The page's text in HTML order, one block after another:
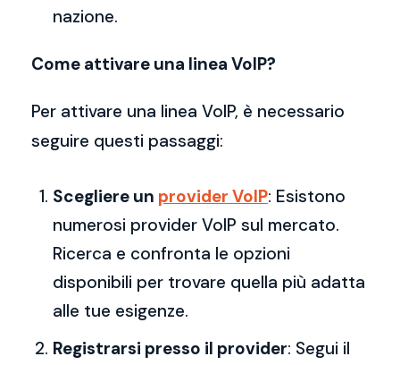
nazione.
Come attivare una linea VoIP?
Per attivare una linea VoIP, è necessario
seguire questi passaggi:
Scegliere un provider VoIP: Esistono
numerosi provider VoIP sul mercato.
Ricerca e confronta le opzioni
disponibili per trovare quella più adatta
alle tue esigenze.
Registrarsi presso il provider: Segui il